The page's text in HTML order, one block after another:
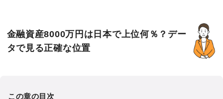
金融資産8000万円は日本で上位何％？デー
タで見る正確な位置
この章の目次